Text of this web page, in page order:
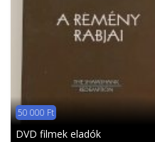
50 000 Ft
DVD filmek eladók